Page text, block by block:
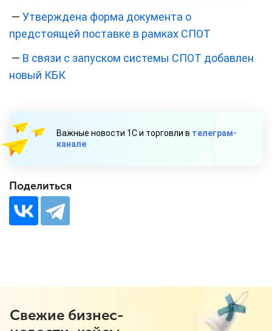
— Утверждена форма документа о
предстоящей поставке в рамках СПОТ
— В связи с запуском системы СПОТ добавлен
новый КБК
Важные новости 1С и торговли в телеграм-
канале
Поделиться
Свежие бизнес-